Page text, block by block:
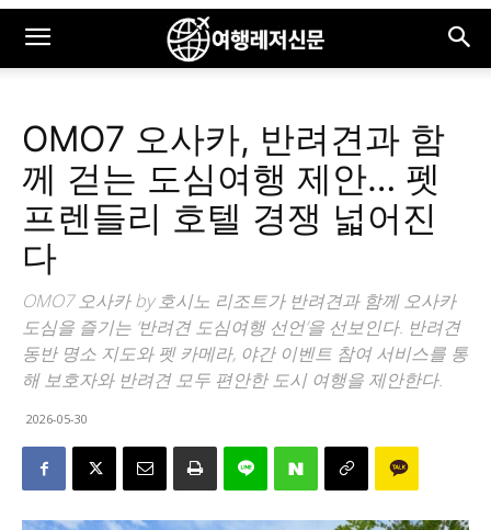
OMO7 오사카, 반려견과 함
께 걷는 도심여행 제안… 펫
프렌들리 호텔 경쟁 넓어진
다
OMO7 오사카 by 호시노 리조트가 반려견과 함께 오사카
도심을 즐기는 ‘반려견 도심여행 선언’을 선보인다. 반려견
동반 명소 지도와 펫 카메라, 야간 이벤트 참여 서비스를 통
해 보호자와 반려견 모두 편안한 도시 여행을 제안한다.
2026-05-30